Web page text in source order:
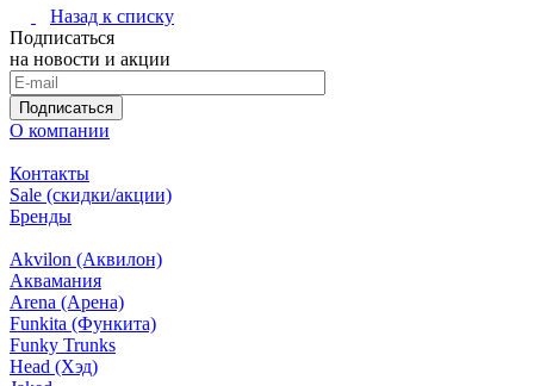
Назад к списку
Подписаться
на новости и акции
Подписаться
О компании
Контакты
Sale (скидки/акции)
Бренды
Akvilon (Аквилон)
Аквамания
Arena (Арена)
Funkita (Функита)
Funky Trunks
Head (Хэд)